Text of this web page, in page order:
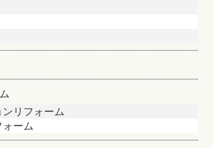
リフォーム
ーム